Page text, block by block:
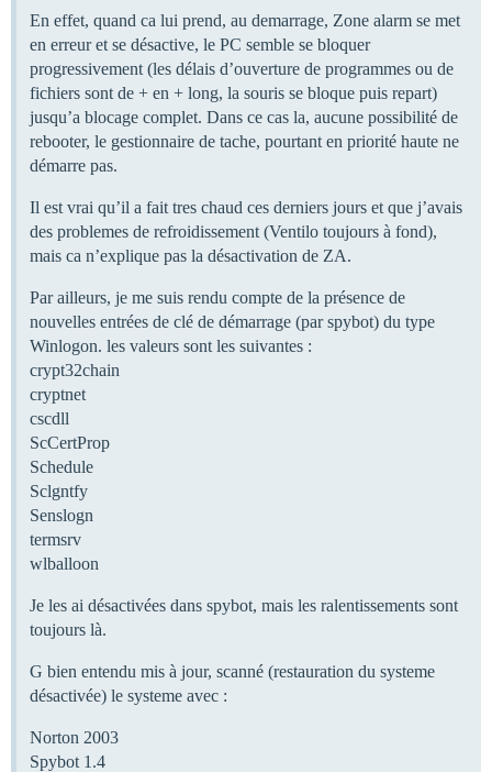
En effet, quand ca lui prend, au demarrage, Zone alarm se met
en erreur et se désactive, le PC semble se bloquer
progressivement (les délais d’ouverture de programmes ou de
fichiers sont de + en + long, la souris se bloque puis repart)
jusqu’a blocage complet. Dans ce cas la, aucune possibilité de
rebooter, le gestionnaire de tache, pourtant en priorité haute ne
démarre pas.
Il est vrai qu’il a fait tres chaud ces derniers jours et que j’avais
des problemes de refroidissement (Ventilo toujours à fond),
mais ca n’explique pas la désactivation de ZA.
Par ailleurs, je me suis rendu compte de la présence de
nouvelles entrées de clé de démarrage (par spybot) du type
Winlogon. les valeurs sont les suivantes :
crypt32chain
cryptnet
cscdll
ScCertProp
Schedule
Sclgntfy
Senslogn
termsrv
wlballoon
Je les ai désactivées dans spybot, mais les ralentissements sont
toujours là.
G bien entendu mis à jour, scanné (restauration du systeme
désactivée) le systeme avec :
Norton 2003
Spybot 1.4